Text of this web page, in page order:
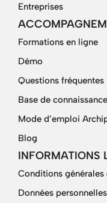
Entreprises
Formations en ligne
Démo
Questions fréquentes
Base de connaissance
Mode d’emploi
Blog
INFORMATIONS
Conditions
Données personnelles